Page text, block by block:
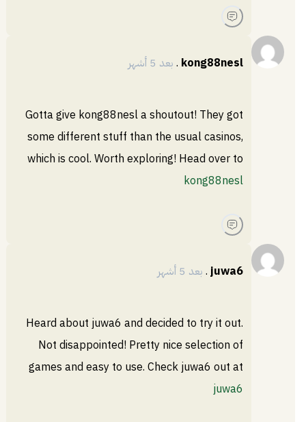
kong88nesl
. بعد 5 أشهر
Gotta give kong88nesl a shoutout! They got
some different stuff than the usual casinos,
which is cool. Worth exploring! Head over to
kong88nesl
juwa6
. بعد 5 أشهر
Heard about juwa6 and decided to try it out.
Not disappointed! Pretty nice selection of
games and easy to use. Check juwa6 out at
juwa6